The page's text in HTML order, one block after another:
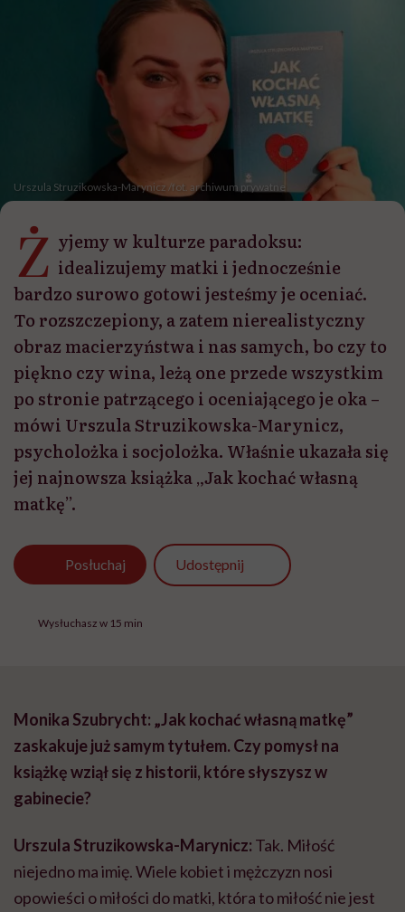
Urszula Struzikowska-Marynicz /fot. archiwum prywatne
Ż yjemy w kulturze paradoksu:
idealizujemy matki i jednocześnie
bardzo surowo gotowi jesteśmy je oceniać.
To rozszczepiony, a zatem nierealistyczny
obraz macierzyństwa i nas samych, bo czy to
piękno czy wina, leżą one przede wszystkim
po stronie patrzącego i oceniającego je oka –
mówi Urszula Struzikowska-Marynicz,
psycholożka i socjolożka. Właśnie ukazała się
jej najnowsza książka „Jak kochać własną
matkę”.
Posłuchaj Udostępnij
Wysłuchasz w 15 min
Monika Szubrycht: „Jak kochać własną matkę”
zaskakuje już samym tytułem. Czy pomysł na
książkę wziął się z historii, które słyszysz w
gabinecie?
Urszula Struzikowska-Marynicz: Tak. Miłość
niejedno ma imię. Wiele kobiet i mężczyzn nosi
opowieści o miłości do matki, która to miłość nie jest